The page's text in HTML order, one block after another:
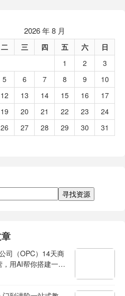
2026 年 8 月
二 三 四 五 六
日
1
2
3
5 6 7 8 9
10
12 13 14 15 16
17
19 20 21 22 23
24
26 27 28 29 30
31
寻找资源
司（OPC）14天商
，用AI帮你搭建一个
的、能独立賺钱的